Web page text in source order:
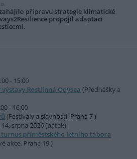
přípravu strategie klimatické
propojil adaptaci
- 15:00
Rostlinná Odysea (Přednášky a
- 16:00
(Festivaly a slavnosti, Praha 7 )
srpna 2026 (pátek)
turnus příměstského letního tábora
akce, Praha 19 )